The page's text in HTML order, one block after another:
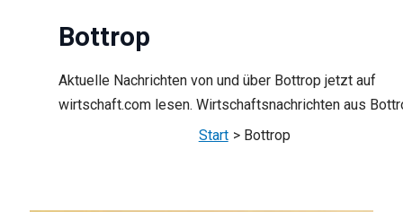
Bottrop
Aktuelle Nachrichten von und über Bottrop jetzt auf
wirtschaft.com lesen. Wirtschaftsnachrichten aus
Start
Bottrop